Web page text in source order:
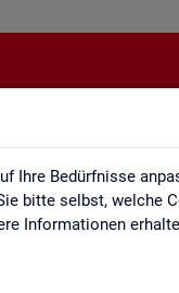
Ihre Bedürfnisse
bitte selbst, welche
Informationen
der